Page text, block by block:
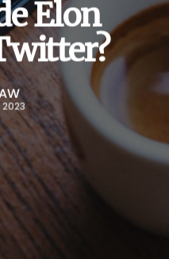
Elon
2023